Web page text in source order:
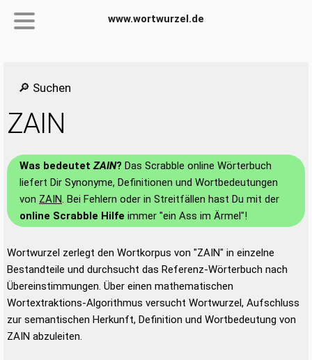
www.wortwurzel.de
🔎 Suchen
ZAIN
Was bedeutetZAIN? Das Scrabble online Wörterbuch
liefert Dir Synonyme, Definitionen und Wortbedeutungen
von ZAIN. Bei Fehlern oder in Streitfällen hast Du mit der
online Scrabble Hilfe immer "ein Ass im Ärmel"!
Wortwurzel zerlegt den Wortkorpus von "ZAIN" in einzelne
Bestandteile und durchsucht das Referenz-Wörterbuch nach
Übereinstimmungen. Über einen mathematischen
Wortextraktions-Algorithmus versucht Wortwurzel, Aufschluss
zur semantischen Herkunft, Definition und Wortbedeutung von
ZAIN abzuleiten.